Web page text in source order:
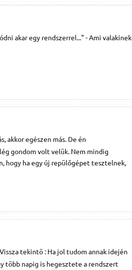
akar egy rendszerrel..." - Ami valakinek
akkor egészen más. De én
gondom volt velük. Nem mindig
hogy ha egy új repülőgépet tesztelnek,
tekintö : Ha jol tudom annak idején
több napig is hegesztete a rendszert